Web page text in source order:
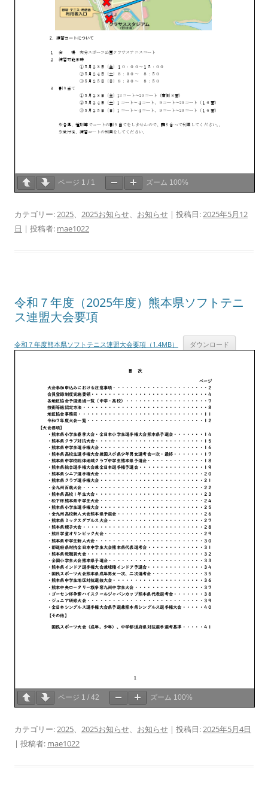
ページ 1 / 1 ズーム 100%
カテゴリー:2025、 2025お知らせ、 お知らせ | 投稿日:2025年5月12
日 | 投稿者: mae1022
令和７年度（2025年度）熊本県ソフトテニ
ス連盟大会要項
令和７年度熊本県ソフトテニス連盟大会要項（1.4MB） ダウンロード
ページ 1 / 42 ズーム 100%
カテゴリー:2025、 2025お知らせ、 お知らせ | 投稿日:2025年5月4日
| 投稿者: mae1022